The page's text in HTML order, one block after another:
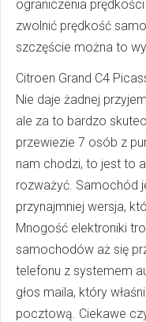
ograniczenia
zwolnić prędkość
szczęście można to
Citroen Grand C4
Nie daje żadnej
ale za to bardzo
przewiezie 7 osób z
nam chodzi, to jest to
rozważyć. Samochód
przynajmniej wersja,
Mnogość elektroniki
samochodów aż się
telefonu z systemem
głos maila, który
pocztową. Ciekawe